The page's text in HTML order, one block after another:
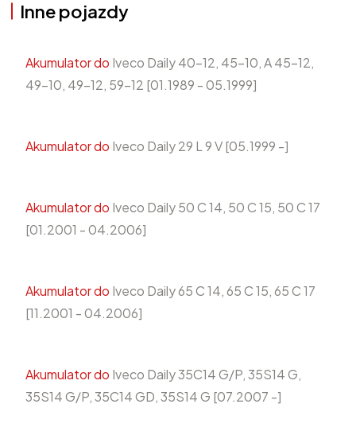
Inne pojazdy
Akumulator do Iveco Daily 40-12, 45-10, A 45-12,
49-10, 49-12, 59-12 [01.1989 - 05.1999]
Akumulator do Iveco Daily 29 L 9 V [05.1999 -]
Akumulator do Iveco Daily 50 C 14, 50 C 15, 50 C 17
[01.2001 - 04.2006]
Akumulator do Iveco Daily 65 C 14, 65 C 15, 65 C 17
[11.2001 - 04.2006]
Akumulator do Iveco Daily 35C14 G/P, 35S14 G,
35S14 G/P, 35C14 GD, 35S14 G [07.2007 -]